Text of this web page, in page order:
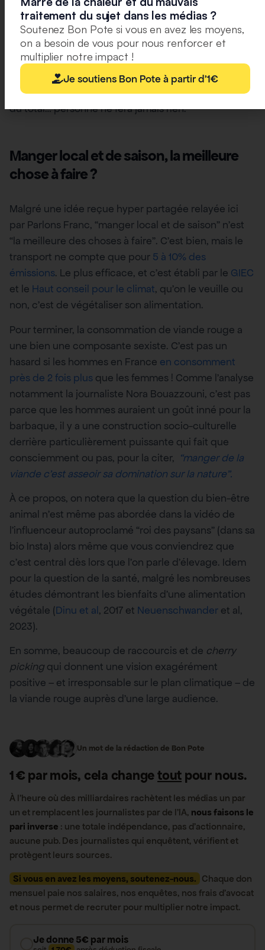
du tofu ou 4,5 kg pour du riz…
Non seulement cet argument est donc faux, mais il
relève du “whataboutisme” (l’un desdouze discours
de l’inaction climatiqueque nous avons déjà passés
au crible chez Bon Pote). Si tous les secteurs se
dédouanent en disant qu’ils ne représentent que 2 %
du total… personne ne fera jamais rien.
Manger local et de saison, la meilleure
chose à faire ?
Malgré une idée reçue hyper partagée relayée ici
par Parlons Franc, “manger local et de saison” n’est
“la meilleure des choses à faire”. C’est bien, mais le
transport ne compte que pour 5 à 10% des
émissions. Le plus efficace, et c’est établi par le GIEC
et le Haut conseil pour le climat, qu’on le veuille ou
non, c’est de végétaliser son alimentation.
Pour terminer, la consommation de viande rouge a
une bien une composante sexiste. C’est pas un
hasard si les hommes en France en consomment
près de 2 fois plus que les femmes ! Comme l’analyse
notamment la journaliste Nora Bouazzouni, c’est pas
parce que les hommes auraient un goût inné pour la
barbaque, il y a une construction socio-culturelle
derrière particulièrement puissante qui fait que
consciemment ou pas, pour la citer, “manger de la
viande c’est asseoir sa domination sur la nature”.
À ce propos, on notera que la question du bien-être
animal n’est même pas abordée dans la vidéo de
l’influenceur autoproclamé “roi des paysans” (dans sa
bio Insta) alors même que vous conviendrez que
c’est central dès lors que l’on parle d’élevage. Idem
pour la question de la santé, malgré les nombreuses
études démontrant les bienfaits d’une alimentation
végétale (Dinu et al, 2017 et Neuenschwander et al,
2023).
En somme, beaucoup de raccourcis et de cherry
picking qui donnent une vision exagérément
positive – et irresponsable sur le plan climatique – de
la viande rouge auprès d’une large audience.
Un mot de la rédaction de Bon Pote
1 € par mois, cela changetout pour nous.
À l’heure où des milliardaires rachètent les médias un par
un et remplacent les journalistes par de l’IA, nous faisons le
pari inverse : une totale indépendance, pas d’actionnaire,
aucune pub. Des journalistes qui enquêtent, vérifient et
protègent leurs sources.
Si vous en avez les moyens, soutenez-nous. Chaque don
mensuel paie nos salaires, nos enquêtes, nos frais d’avocat
et nous permet de recruter pour multiplier notre impact.
Je donne 5€ par mois
traitement du sujet dans les médias ?
Soutenez Bon Pote si vous en avez les moyens,
on a besoin de vous pour nous renforcer et
multiplier notre impact !
Je soutiens Bon Pote à partir d'1€